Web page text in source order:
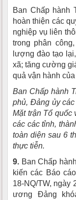
Ban Chấp hành
hoàn thiện các
nghiệp vụ liên
trong phân
lượng đào tạo
xã; tăng cường
quả vận hành
Ban Chấp hành
phủ, Đảng ủy
Mặt trận Tổ quốc
các các tỉnh,
toàn diện sau 6
thực tiễn.
9. Ban Chấp
kiến các Báo
18-NQ/TW, ngày
ương Đảng